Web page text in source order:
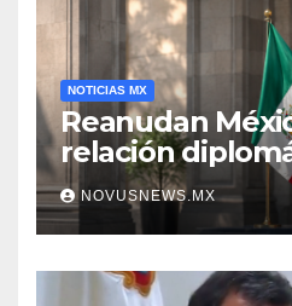
NOTICIAS MX
Reanudan
relación
NOVUSNEWS.MX